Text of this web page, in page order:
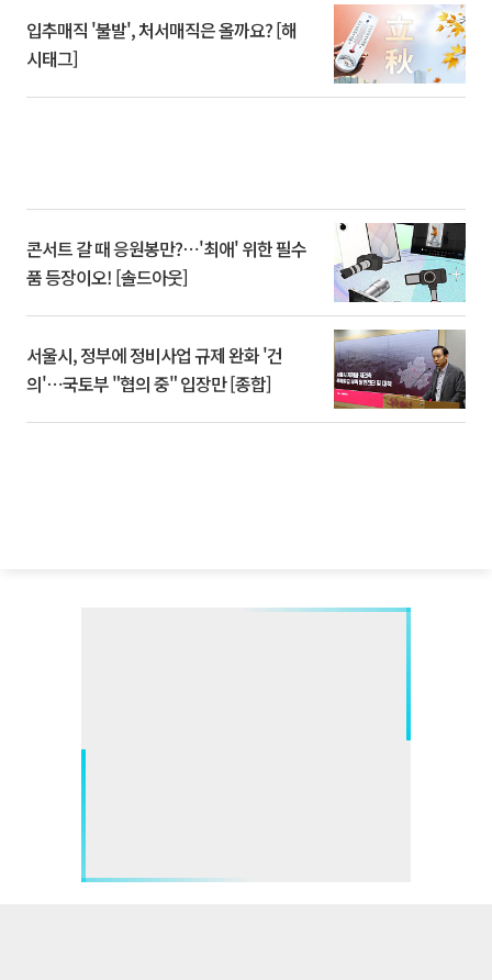
입추매직 '불발', 처서매직은 올까요? [해
시태그]
콘서트 갈 때 응원봉만?⋯'최애' 위한 필수
품 등장이오! [솔드아웃]
서울시, 정부에 정비사업 규제 완화 '건
의'⋯국토부 "협의 중" 입장만 [종합]